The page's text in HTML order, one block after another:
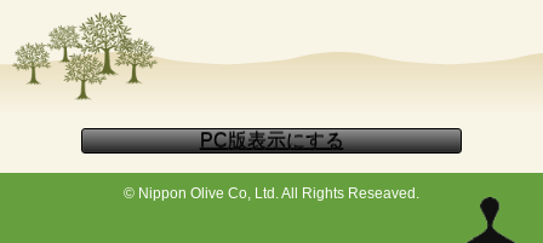
© Nippon Olive Co, Ltd. All Rights Reseaved.